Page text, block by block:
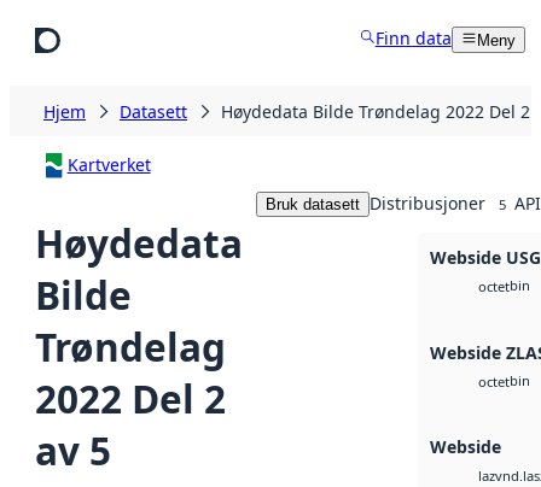
Finn data Meny
Hjem Datasett Høydedata Bilde Trøndelag 2022 Del 2
Kartverket
Høydedata
Bilde
Trøndelag
2022 Del 2
av 5
Bruk datasett Distribusjoner 5
Webside
octetbin
Webside
octetbin
Webside
laz